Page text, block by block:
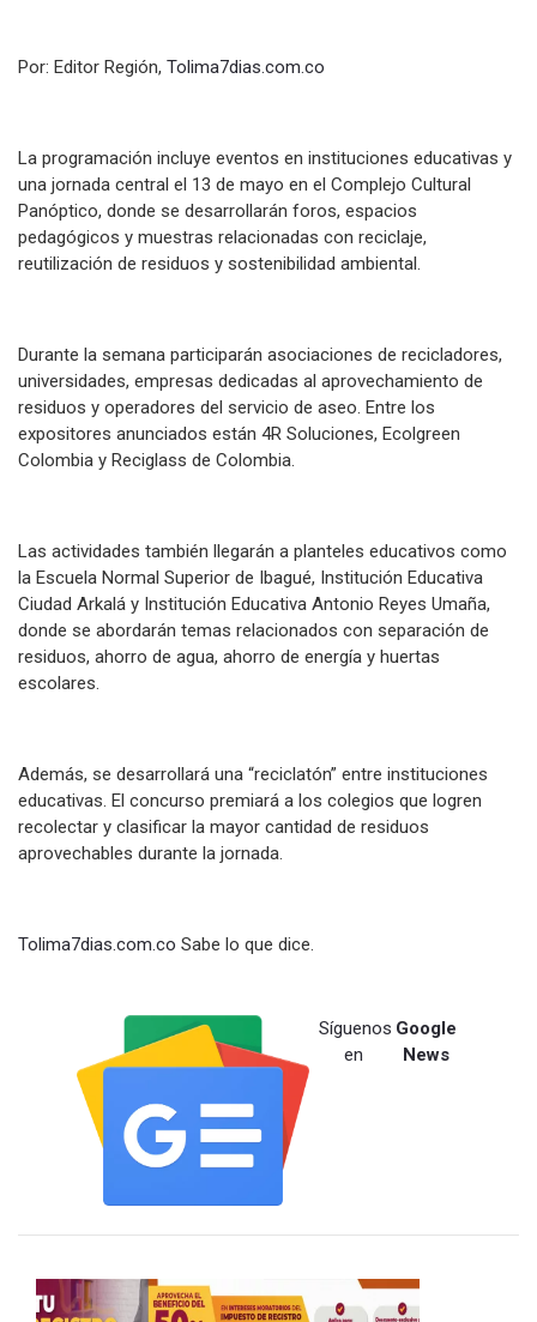
Por: Editor Región, Tolima7dias.com.co
La programación incluye eventos en instituciones educativas y
una jornada central el 13 de mayo en el Complejo Cultural
Panóptico, donde se desarrollarán foros, espacios
pedagógicos y muestras relacionadas con reciclaje,
reutilización de residuos y sostenibilidad ambiental.
Durante la semana participarán asociaciones de recicladores,
universidades, empresas dedicadas al aprovechamiento de
residuos y operadores del servicio de aseo. Entre los
expositores anunciados están 4R Soluciones, Ecolgreen
Colombia y Reciglass de Colombia.
Las actividades también llegarán a planteles educativos como
la Escuela Normal Superior de Ibagué, Institución Educativa
Ciudad Arkalá y Institución Educativa Antonio Reyes Umaña,
donde se abordarán temas relacionados con separación de
residuos, ahorro de agua, ahorro de energía y huertas
escolares.
Además, se desarrollará una “reciclatón” entre instituciones
educativas. El concurso premiará a los colegios que logren
recolectar y clasificar la mayor cantidad de residuos
aprovechables durante la jornada.
Tolima7dias.com.co Sabe lo que dice.
Síguenos
en
Google
News